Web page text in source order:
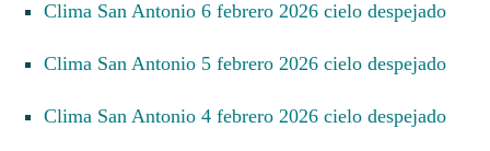
Clima San Antonio 6 febrero 2026 cielo despejado
Clima San Antonio 5 febrero 2026 cielo despejado
Clima San Antonio 4 febrero 2026 cielo despejado